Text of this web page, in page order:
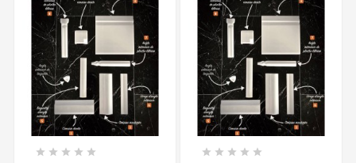
         